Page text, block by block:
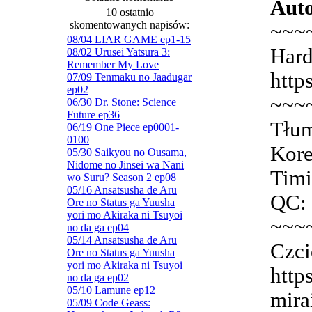
10 ostatnio
skomentowanych napisów:
08/04 LIAR GAME ep1-15
08/02 Urusei Yatsura 3:
Remember My Love
07/09 Tenmaku no Jaadugar
ep02
06/30 Dr. Stone: Science
Future ep36
06/19 One Piece ep0001-
0100
05/30 Saikyou no Ousama,
Nidome no Jinsei wa Nani
wo Suru? Season 2 ep08
05/16 Ansatsusha de Aru
Ore no Status ga Yuusha
yori mo Akiraka ni Tsuyoi
no da ga ep04
05/14 Ansatsusha de Aru
Ore no Status ga Yuusha
yori mo Akiraka ni Tsuyoi
no da ga ep02
05/10 Lamune ep12
05/09 Code Geass: